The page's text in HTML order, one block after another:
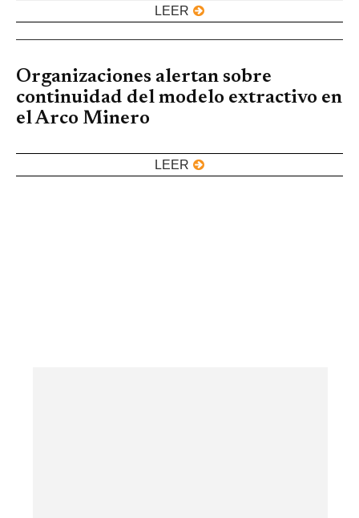
LEER
Organizaciones alertan sobre
continuidad del modelo extractivo en
el Arco Minero
LEER